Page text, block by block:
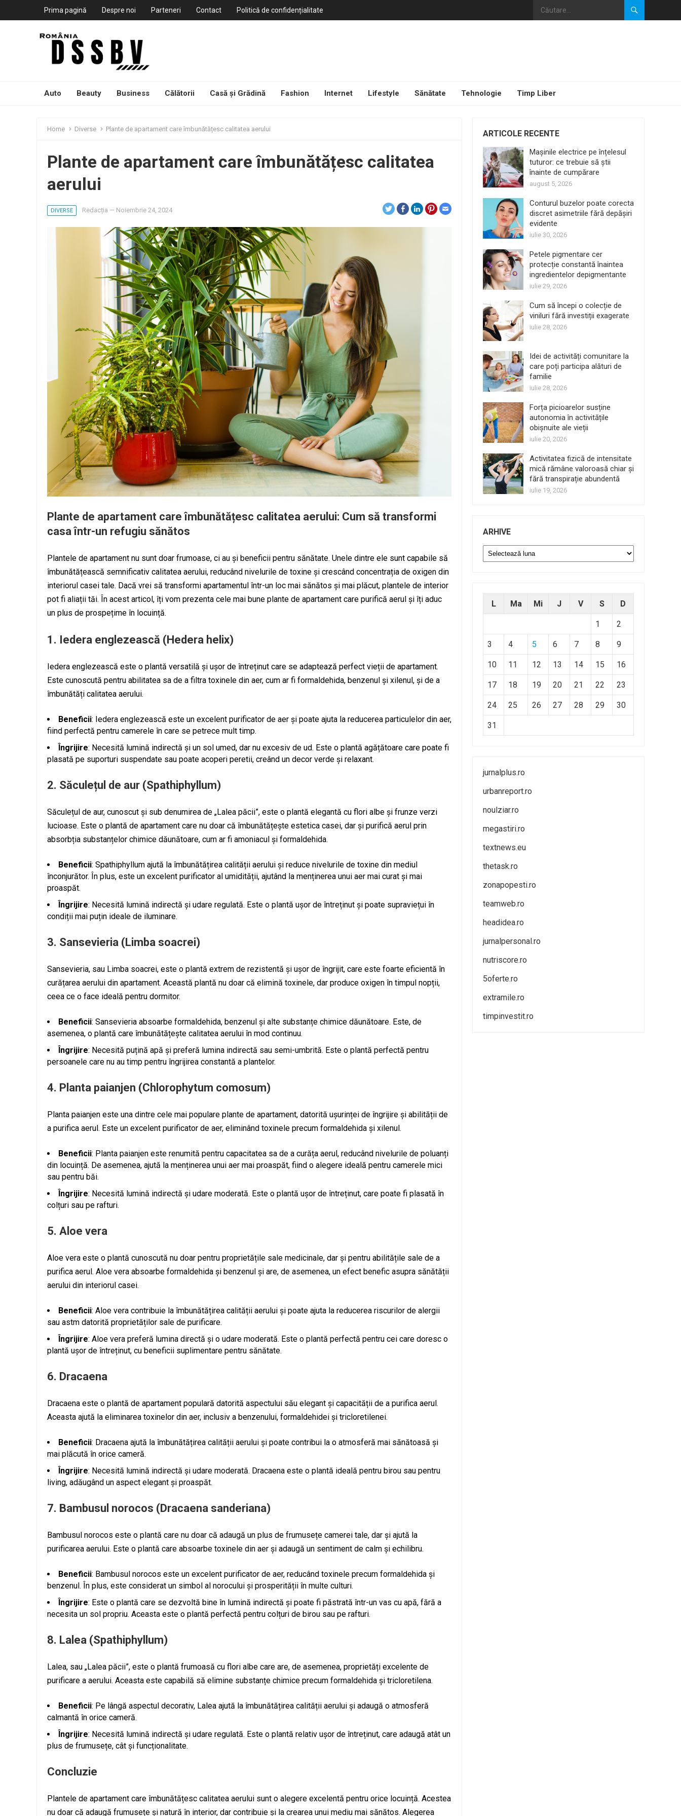
Prima pagină Despre noi Parteneri Contact Politică de confidențialitate
Auto Beauty Business Călătorii Casă și Grădină Fashion Internet Lifestyle Sănătate Tehnologie Timp Liber
Home Diverse Plante de apartament care îmbunătățesc calitatea aerului
Plante de apartament care îmbunătățesc calitatea
aerului
DIVERSE Redacția — Noiembrie 24, 2024
Plante de apartament care îmbunătățesc calitatea aerului: Cum să transformi
casa într-un refugiu sănătos
Plantele de apartament nu sunt doar frumoase, ci au și beneficii pentru sănătate. Unele dintre ele sunt capabile să
îmbunătățească semnificativ calitatea aerului, reducând nivelurile de toxine și crescând concentrația de oxigen din
interiorul casei tale. Dacă vrei să transformi apartamentul într-un loc mai sănătos și mai plăcut, plantele de interior
pot fi aliații tăi. În acest articol, îți vom prezenta cele mai bune plante de apartament care purifică aerul și îți aduc
un plus de prospețime în locuință.
1. Iedera englezească (Hedera helix)
Iedera englezească este o plantă versatilă și ușor de întreținut care se adaptează perfect vieții de apartament.
Este cunoscută pentru abilitatea sa de a filtra toxinele din aer, cum ar fi formaldehida, benzenul și xilenul, și de a
îmbunătăți calitatea aerului.
Beneficii: Iedera englezească este un excelent purificator de aer și poate ajuta la reducerea particulelor din aer,
fiind perfectă pentru camerele în care se petrece mult timp.
Îngrijire: Necesită lumină indirectă și un sol umed, dar nu excesiv de ud. Este o plantă agățătoare care poate fi
plasată pe suporturi suspendate sau poate acoperi peretii, creând un decor verde și relaxant.
2. Săculețul de aur (Spathiphyllum)
Săculețul de aur, cunoscut și sub denumirea de „Lalea păcii”, este o plantă elegantă cu flori albe și frunze verzi
lucioase. Este o plantă de apartament care nu doar că îmbunătățește estetica casei, dar și purifică aerul prin
absorbția substanțelor chimice dăunătoare, cum ar fi amoniacul și formaldehida.
Beneficii: Spathiphyllum ajută la îmbunătățirea calității aerului și reduce nivelurile de toxine din mediul
înconjurător. În plus, este un excelent purificator al umidității, ajutând la menținerea unui aer mai curat și mai
proaspăt.
Îngrijire: Necesită lumină indirectă și udare regulată. Este o plantă ușor de întreținut și poate supraviețui în
condiții mai puțin ideale de iluminare.
3. Sansevieria (Limba soacrei)
Sansevieria, sau Limba soacrei, este o plantă extrem de rezistentă și ușor de îngrijit, care este foarte eficientă în
curățarea aerului din apartament. Această plantă nu doar că elimină toxinele, dar produce oxigen în timpul nopții,
ceea ce o face ideală pentru dormitor.
Beneficii: Sansevieria absoarbe formaldehida, benzenul și alte substanțe chimice dăunătoare. Este, de
asemenea, o plantă care îmbunătățește calitatea aerului în mod continuu.
Îngrijire: Necesită puțină apă și preferă lumina indirectă sau semi-umbrită. Este o plantă perfectă pentru
persoanele care nu au timp pentru îngrijirea constantă a plantelor.
4. Planta paianjen (Chlorophytum comosum)
Planta paianjen este una dintre cele mai populare plante de apartament, datorită ușurinței de îngrijire și abilității de
a purifica aerul. Este un excelent purificator de aer, eliminând toxinele precum formaldehida și xilenul.
Beneficii: Planta paianjen este renumită pentru capacitatea sa de a curăța aerul, reducând nivelurile de poluanți
din locuință. De asemenea, ajută la menținerea unui aer mai proaspăt, fiind o alegere ideală pentru camerele mici
sau pentru băi.
Îngrijire: Necesită lumină indirectă și udare moderată. Este o plantă ușor de întreținut, care poate fi plasată în
colțuri sau pe rafturi.
5. Aloe vera
Aloe vera este o plantă cunoscută nu doar pentru proprietățile sale medicinale, dar și pentru abilitățile sale de a
purifica aerul. Aloe vera absoarbe formaldehida și benzenul și are, de asemenea, un efect benefic asupra sănătății
aerului din interiorul casei.
Beneficii: Aloe vera contribuie la îmbunătățirea calității aerului și poate ajuta la reducerea riscurilor de alergii
sau astm datorită proprietăților sale de purificare.
Îngrijire: Aloe vera preferă lumina directă și o udare moderată. Este o plantă perfectă pentru cei care doresc o
plantă ușor de întreținut, cu beneficii suplimentare pentru sănătate.
6. Dracaena
Dracaena este o plantă de apartament populară datorită aspectului său elegant și capacității de a purifica aerul.
Aceasta ajută la eliminarea toxinelor din aer, inclusiv a benzenului, formaldehidei și tricloretilenei.
Beneficii: Dracaena ajută la îmbunătățirea calității aerului și poate contribui la o atmosferă mai sănătoasă și
mai plăcută în orice cameră.
Îngrijire: Necesită lumină indirectă și udare moderată. Dracaena este o plantă ideală pentru birou sau pentru
living, adăugând un aspect elegant și proaspăt.
7. Bambusul norocos (Dracaena sanderiana)
Bambusul norocos este o plantă care nu doar că adaugă un plus de frumusețe camerei tale, dar și ajută la
purificarea aerului. Este o plantă care absoarbe toxinele din aer și adaugă un sentiment de calm și echilibru.
Beneficii: Bambusul norocos este un excelent purificator de aer, reducând toxinele precum formaldehida și
benzenul. În plus, este considerat un simbol al norocului și prosperității în multe culturi.
Îngrijire: Este o plantă care se dezvoltă bine în lumină indirectă și poate fi păstrată într-un vas cu apă, fără a
necesita un sol propriu. Aceasta este o plantă perfectă pentru colțuri de birou sau pe rafturi.
8. Lalea (Spathiphyllum)
Lalea, sau „Lalea păcii”, este o plantă frumoasă cu flori albe care are, de asemenea, proprietăți excelente de
purificare a aerului. Aceasta este capabilă să elimine substanțe chimice precum formaldehida și tricloretilena.
Beneficii: Pe lângă aspectul decorativ, Lalea ajută la îmbunătățirea calității aerului și adaugă o atmosferă
calmantă în orice cameră.
Îngrijire: Necesită lumină indirectă și udare regulată. Este o plantă relativ ușor de întreținut, care adaugă atât un
plus de frumusețe, cât și funcționalitate.
Concluzie
Plantele de apartament care îmbunătățesc calitatea aerului sunt o alegere excelentă pentru orice locuință. Acestea
nu doar că adaugă frumusețe și natură în interior, dar contribuie și la crearea unui mediu mai sănătos. Alegerea
ARTICOLE RECENTE
Mașinile electrice pe înțelesul
tuturor: ce trebuie să știi
înainte de cumpărare
august 5, 2026
Conturul buzelor poate corecta
discret asimetriile fără depășiri
evidente
iulie 30, 2026
Petele pigmentare cer
protecție constantă înaintea
ingredientelor depigmentante
iulie 29, 2026
Cum să începi o colecție de
viniluri fără investiții exagerate
iulie 28, 2026
Idei de activități comunitare la
care poți participa alături de
familie
iulie 28, 2026
Forța picioarelor susține
autonomia în activitățile
obișnuite ale vieții
iulie 20, 2026
Activitatea fizică de intensitate
mică rămâne valoroasă chiar și
fără transpirație abundentă
iulie 19, 2026
ARHIVE
Arhive
L Ma Mi J V S D
1 2
3 4 5 6 7 8 9
10 11 12 13 14 15 16
17 18 19 20 21 22 23
24 25 26 27 28 29 30
31
jurnalplus.ro
urbanreport.ro
noulziar.ro
megastiri.ro
textnews.eu
thetask.ro
zonapopesti.ro
teamweb.ro
headidea.ro
jurnalpersonal.ro
nutriscore.ro
5oferte.ro
extramile.ro
timpinvestit.ro